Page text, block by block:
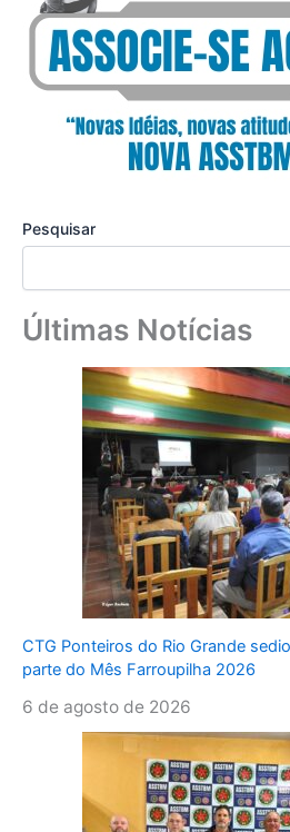
Pesquisar
Últimas Notícias
CTG Ponteiros do Rio Grande
parte do Mês Farroupilha 2026
6 de agosto de 2026